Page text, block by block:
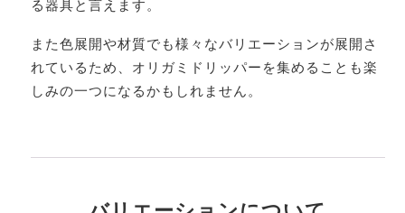
る器具と言えます。
また色展開や材質でも様々なバリエーションが展開さ
れているため、オリガミドリッパーを集めることも楽
しみの一つになるかもしれません。